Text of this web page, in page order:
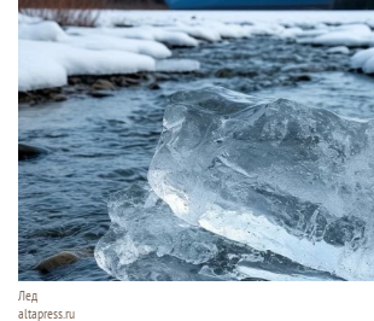
Лед
altapress.ru